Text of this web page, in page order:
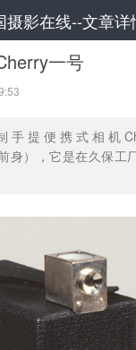
摄影在线--文章详
一号
手提便携式相机
身），它是在久保工